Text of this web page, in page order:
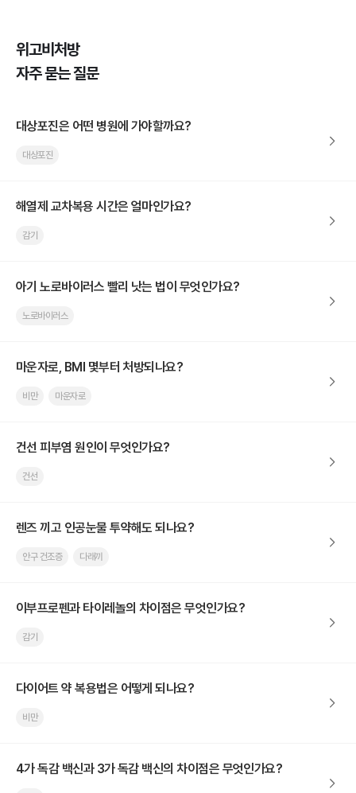
위고비처방
자주 묻는 질문
대상포진은 어떤 병원에 가야할까요?
대상포진
해열제 교차복용 시간은 얼마인가요?
감기
아기 노로바이러스 빨리 낫는 법이 무엇인가요?
노로바이러스
마운자로, BMI 몇부터 처방되나요?
비만 마운자로
건선 피부염 원인이 무엇인가요?
건선
렌즈 끼고 인공눈물 투약해도 되나요?
안구 건조증 다래끼
이부프로펜과 타이레놀의 차이점은 무엇인가요?
감기
다이어트 약 복용법은 어떻게 되나요?
비만
4가 독감 백신과 3가 독감 백신의 차이점은 무엇인가요?